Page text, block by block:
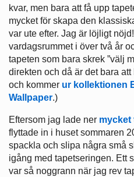
kvar, men bara att få upp
mycket för skapa den
var ute efter. Jag är löjligt
vardagsrummet i över två år
tapeten som bara skrek ”välj
direkten och då är det bara
och kommer ur kollektionen
Wallpaper.)
Eftersom jag lade ner mycket
flyttade in i huset sommaren
spackla och slipa några små
igång med tapetseringen. Ett
var så noggrann när jag rev